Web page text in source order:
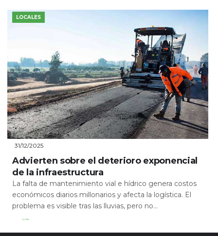
LOCALES
31/12/2025
Advierten sobre el deterioro exponencial
de la infraestructura
La falta de mantenimiento vial e hídrico genera costos
económicos diarios millonarios y afecta la logística. El
problema es visible tras las lluvias, pero no...
Leer Más